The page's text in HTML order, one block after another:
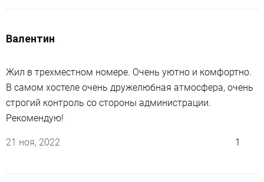
Валентин
Жил в трехместном номере. Очень уютно и комфортно.
В самом хостеле очень дружелюбная атмосфера, очень
строгий контроль со стороны администрации.
Рекомендую!
21 ноя, 2022 1